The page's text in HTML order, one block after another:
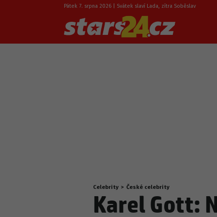
Pátek 7. srpna 2026 | Svátek slaví Lada, zítra Soběslav
Nacházíte
se
zde:
Celebrity > České celebrity
Karel Gott: